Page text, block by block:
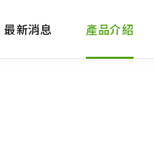
最新消息 產品介紹